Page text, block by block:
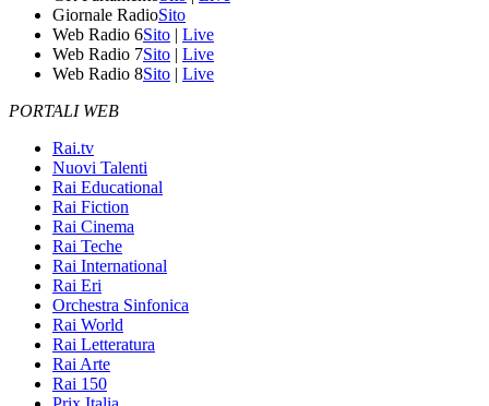
Giornale RadioSito
Web Radio 6Sito | Live
Web Radio 7Sito | Live
Web Radio 8Sito | Live
PORTALI WEB
Rai.tv
Nuovi Talenti
Rai Educational
Rai Fiction
Rai Cinema
Rai Teche
Rai International
Rai Eri
Orchestra Sinfonica
Rai World
Rai Letteratura
Rai Arte
Rai 150